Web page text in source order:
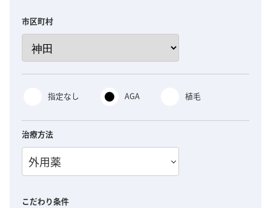
市区町村
指定なし AGA 植毛
治療方法
外用薬
こだわり条件